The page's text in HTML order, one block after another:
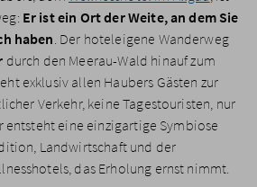
Er ist ein Ort der Weite, an dem Sie
haben. Der hoteleigene Wanderweg
durch den Meerau-Wald hinauf zum
exklusiv allen Haubers Gästen zur
Verkehr, keine Tagestouristen, nur
entsteht eine einzigartige Symbiose
Landwirtschaft und der
das Erholung ernst nimmt.